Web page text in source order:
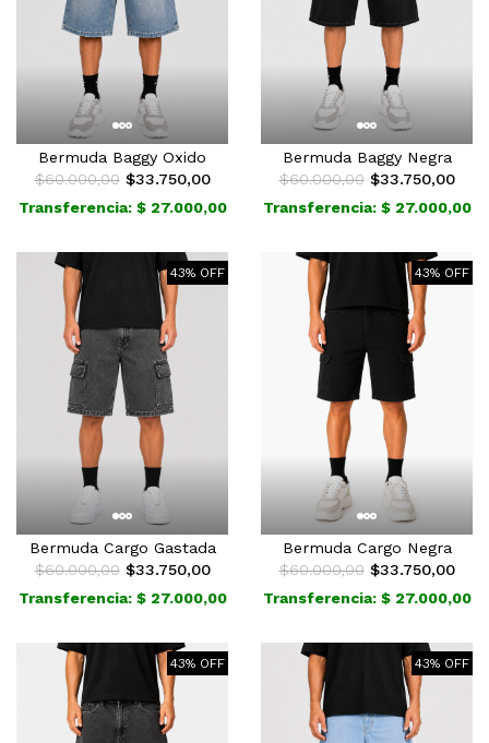
Bermuda Baggy Oxido
$60.000,00$33.750,00
Transferencia: $ 27.000,00
Bermuda Baggy Negra
$60.000,00$33.750,00
Transferencia: $ 27.000,00
43% OFF
Bermuda Cargo Gastada
$60.000,00$33.750,00
Transferencia: $ 27.000,00
43% OFF
Bermuda Cargo Negra
$60.000,00$33.750,00
Transferencia: $ 27.000,00
43% OFF 43% OFF